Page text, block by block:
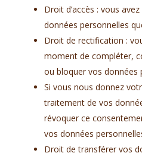
Droit d’accès : vous
données personnelles
Droit de rectification :
moment de compléter,
ou bloquer vos données
Si vous nous donnez
traitement de vos
révoquer ce
vos données
Droit de transférer vos